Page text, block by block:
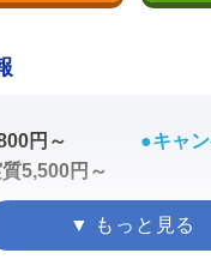
円～
5,500円～
●キャ